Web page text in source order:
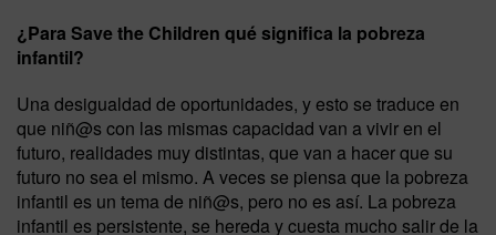
¿Para Save the Children qué significa la pobreza
infantil?
Una desigualdad de oportunidades, y esto se traduce en
que niñ@s con las mismas capacidad van a vivir en el
futuro, realidades muy distintas, que van a hacer que su
futuro no sea el mismo. A veces se piensa que la pobreza
infantil es un tema de niñ@s, pero no es así. La pobreza
infantil es persistente, se hereda y cuesta mucho salir de la